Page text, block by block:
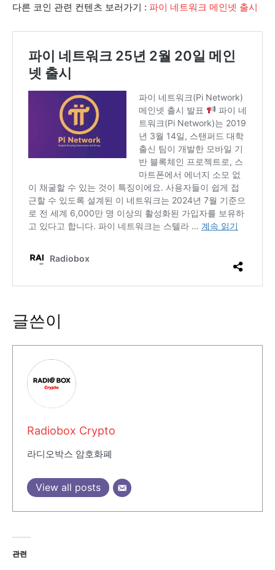
다른 코인 관련 컨텐츠 보러가기 : 파이 네트워크 메인넷 출시
글쓴이
Radiobox Crypto
라디오박스 암호화폐
View all posts
관련